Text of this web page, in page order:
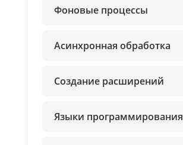
Фоновые процессы
Асинхронная обработка
Создание расширений
Языки программирования